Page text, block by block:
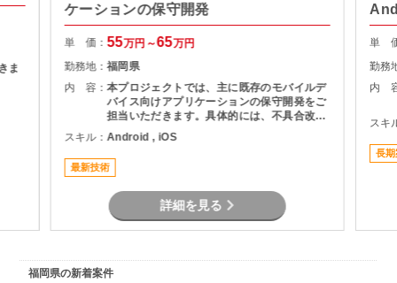
ま
ケーションの保守開発
単 価：55万円～65万円
勤務地：福岡県
内 容：本プロジェクトでは、主に既存のモバイルデ
バイス向けアプリケーションの保守開発をご
担当いただきます。具体的には、不具合改修
や機能改善における詳細設計から総合試験、
そしてリリース作業までの一連の工程に携わ
っていただきます。
スキル：Android , iOS
最新技術
詳細を見る
単
勤務
内
スキ
長期
福岡県の新着案件